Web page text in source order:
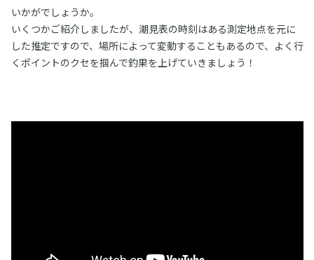
いかがでしょうか。
いくつかご紹介しましたが、潮見表の時刻はある測定地点を元に
した推定ですので、場所によって変動することもあるので、よく行
くポイントのクセを掴んで釣果を上げていきましょう！